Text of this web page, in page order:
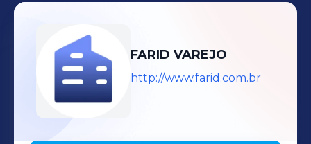
FARID VAREJO
http://www.farid.com.br